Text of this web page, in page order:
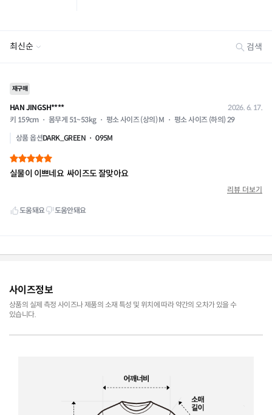
사이즈정보
상품의 실제 측정 사이즈나 제품의 소재 특성 및 위치에 따라 약간의 오차가 있을 수
있습니다.